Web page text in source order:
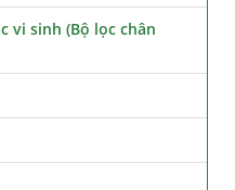
vi sinh (Bộ lọc chân